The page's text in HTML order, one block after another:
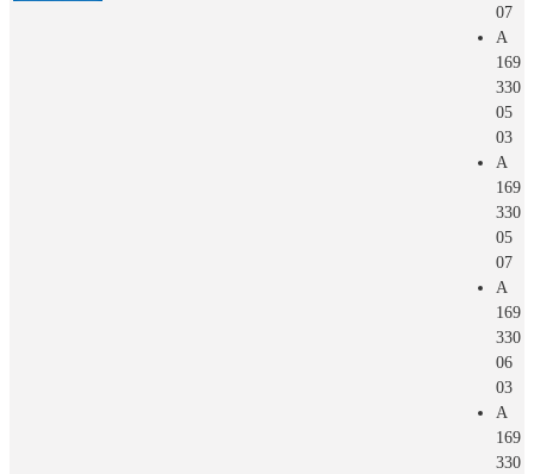
07
A
169
330
05
03
A
169
330
05
07
A
169
330
06
03
A
169
330